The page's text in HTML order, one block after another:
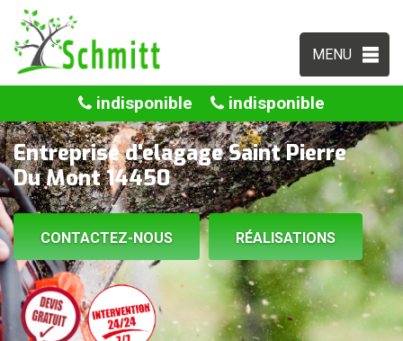
MENU
indisponible indisponible
Entreprise d'elagage Saint Pierre
Du Mont 14450
CONTACTEZ-NOUS RÉALISATIONS